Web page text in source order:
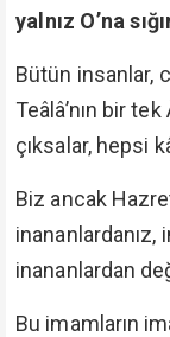
yalnız O’na
Bütün insanlar,
Teâlâ’nın bir
çıksalar, hepsi
Biz ancak
inananlardanız,
inananlardan
Bu imamların